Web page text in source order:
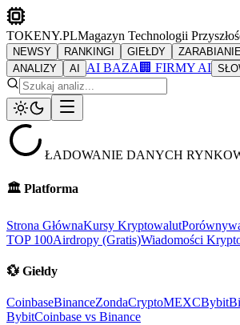
TOKENY.PLMagazyn Technologii
NEWSY RANKINGI GIEŁDY
ANALIZY
AI AI BAZA 🏢 FIRMY AI
ŁADOWANIE DANYCH
🏛️ Platforma
Strona GłównaKursy Kryptowalut
TOP 100Airdropy (Gratis)Wiadomości
💱 Giełdy
CoinbaseBinanceZondaCryptoMEXCBybit
BybitCoinbase vs Binance